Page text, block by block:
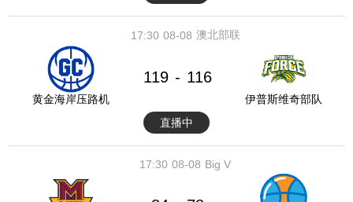
08-08
17:30 澳北部联
黄金海岸压路机
119 - 116
伊普斯维奇部队
直播中
08-08
17:30 Big V